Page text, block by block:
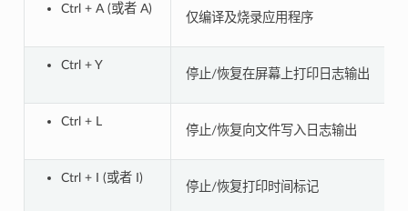
Ctrl + A (或者 A)
仅编译及烧录应用程序
Ctrl + Y
停止/恢复在屏幕上打印日志输出
Ctrl + L
停止/恢复向文件写入日志输出
Ctrl + I (或者 I)
停止/恢复打印时间标记